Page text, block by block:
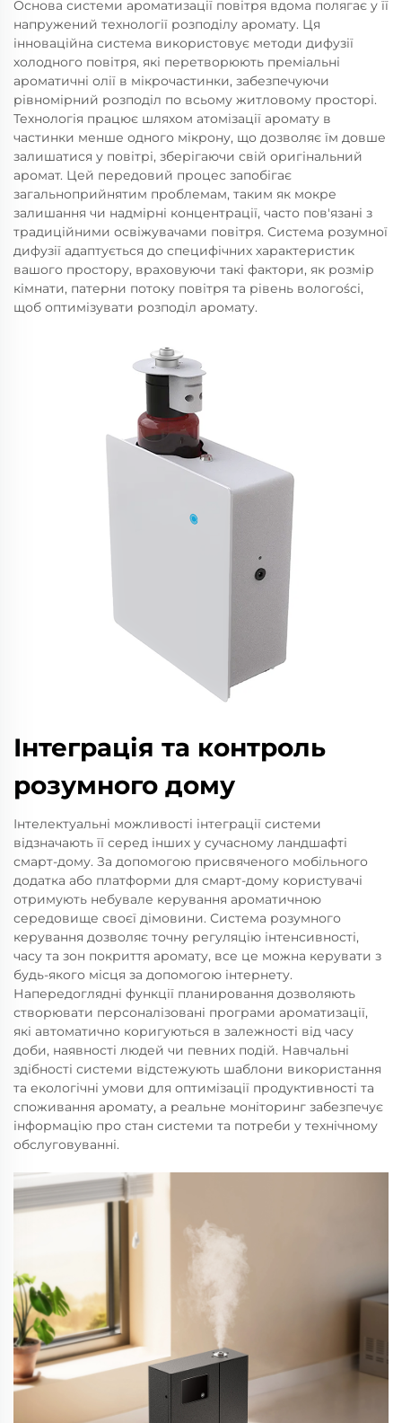
Основа системи ароматизації повітря вдома полягає у її
напружений технології розподілу аромату. Ця
інноваційна система використовує методи дифузії
холодного повітря, які перетворюють преміальні
ароматичні олії в мікрочастинки, забезпечуючи
рівномірний розподіл по всьому житловому просторі.
Технологія працює шляхом атомізації аромату в
частинки менше одного мікрону, що дозволяє їм довше
залишатися у повітрі, зберігаючи свій оригінальний
аромат. Цей передовий процес запобігає
загальноприйнятим проблемам, таким як мокре
залишання чи надмірні концентрації, часто пов'язані з
традиційними освіжувачами повітря. Система розумної
дифузії адаптується до специфічних характеристик
вашого простору, враховуючи такі фактори, як розмір
кімнати, патерни потоку повітря та рівень вологоści,
щоб оптимізувати розподіл аромату.
Інтеграція та контроль
розумного дому
Інтелектуальні можливості інтеграції системи
відзначають її серед інших у сучасному ландшафті
смарт-дому. За допомогою присвяченого мобільного
додатка або платформи для смарт-дому користувачі
отримують небувале керування ароматичною
середовище своєї дімовини. Система розумного
керування дозволяє точну регуляцію інтенсивності,
часу та зон покриття аромату, все це можна керувати з
будь-якого місця за допомогою інтернету.
Напередоглядні функції планировання дозволяють
створювати персоналізовані програми ароматизації,
які автоматично коригуються в залежності від часу
доби, наявності людей чи певних подій. Навчальні
здібності системи відстежують шаблони використання
та екологічні умови для оптимізації продуктивності та
споживання аромату, а реальне моніторинг забезпечує
інформацію про стан системи та потреби у технічному
обслуговуванні.